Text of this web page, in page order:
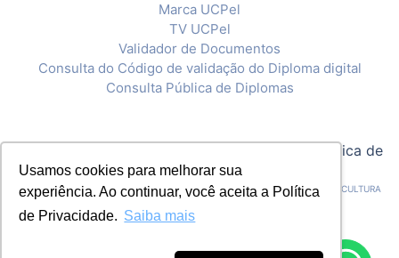
Usamos cookies para melhorar sua
experiência. Ao continuar, você aceita a Política
de Privacidade. Saiba mais
Marca UCPel
TV UCPel
Validador de Documentos
Consulta do Código de validação do Diploma digital
Consulta Pública de Diplomas
Política de
Privacidade
CNPJ: 92.238.914/0001-03 - ASSOCIAÇÃO PELOTENSE DE ASSISTÊNCIA E CULTURA